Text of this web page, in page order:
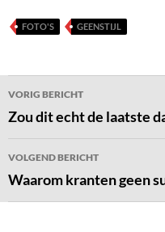
FOTO'S GEENSTIJL
Bericht
navigatie
VORIG BERICHT
Zou dit echt de laatste
VOLGEND BERICHT
Waarom kranten geen